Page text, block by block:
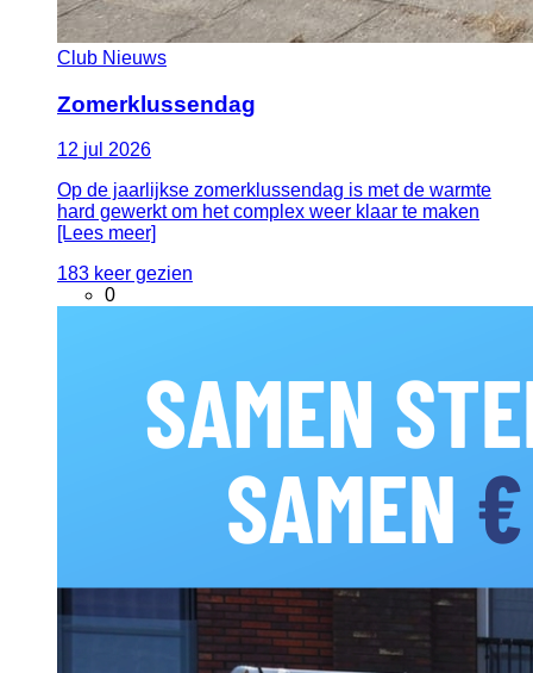
Club Nieuws
Zomerklussendag
12 jul 2026
Op de jaarlijkse zomerklussendag is met de warmte
hard gewerkt om het complex weer klaar te maken
[Lees meer]
183 keer gezien
0